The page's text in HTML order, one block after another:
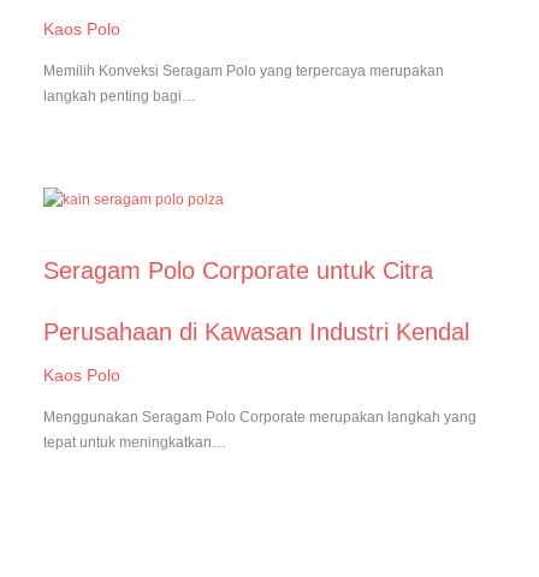
Kaos Polo
Memilih Konveksi Seragam Polo yang terpercaya merupakan
langkah penting bagi…
Seragam Polo Corporate untuk Citra
Perusahaan di Kawasan Industri Kendal
Kaos Polo
Menggunakan Seragam Polo Corporate merupakan langkah yang
tepat untuk meningkatkan…